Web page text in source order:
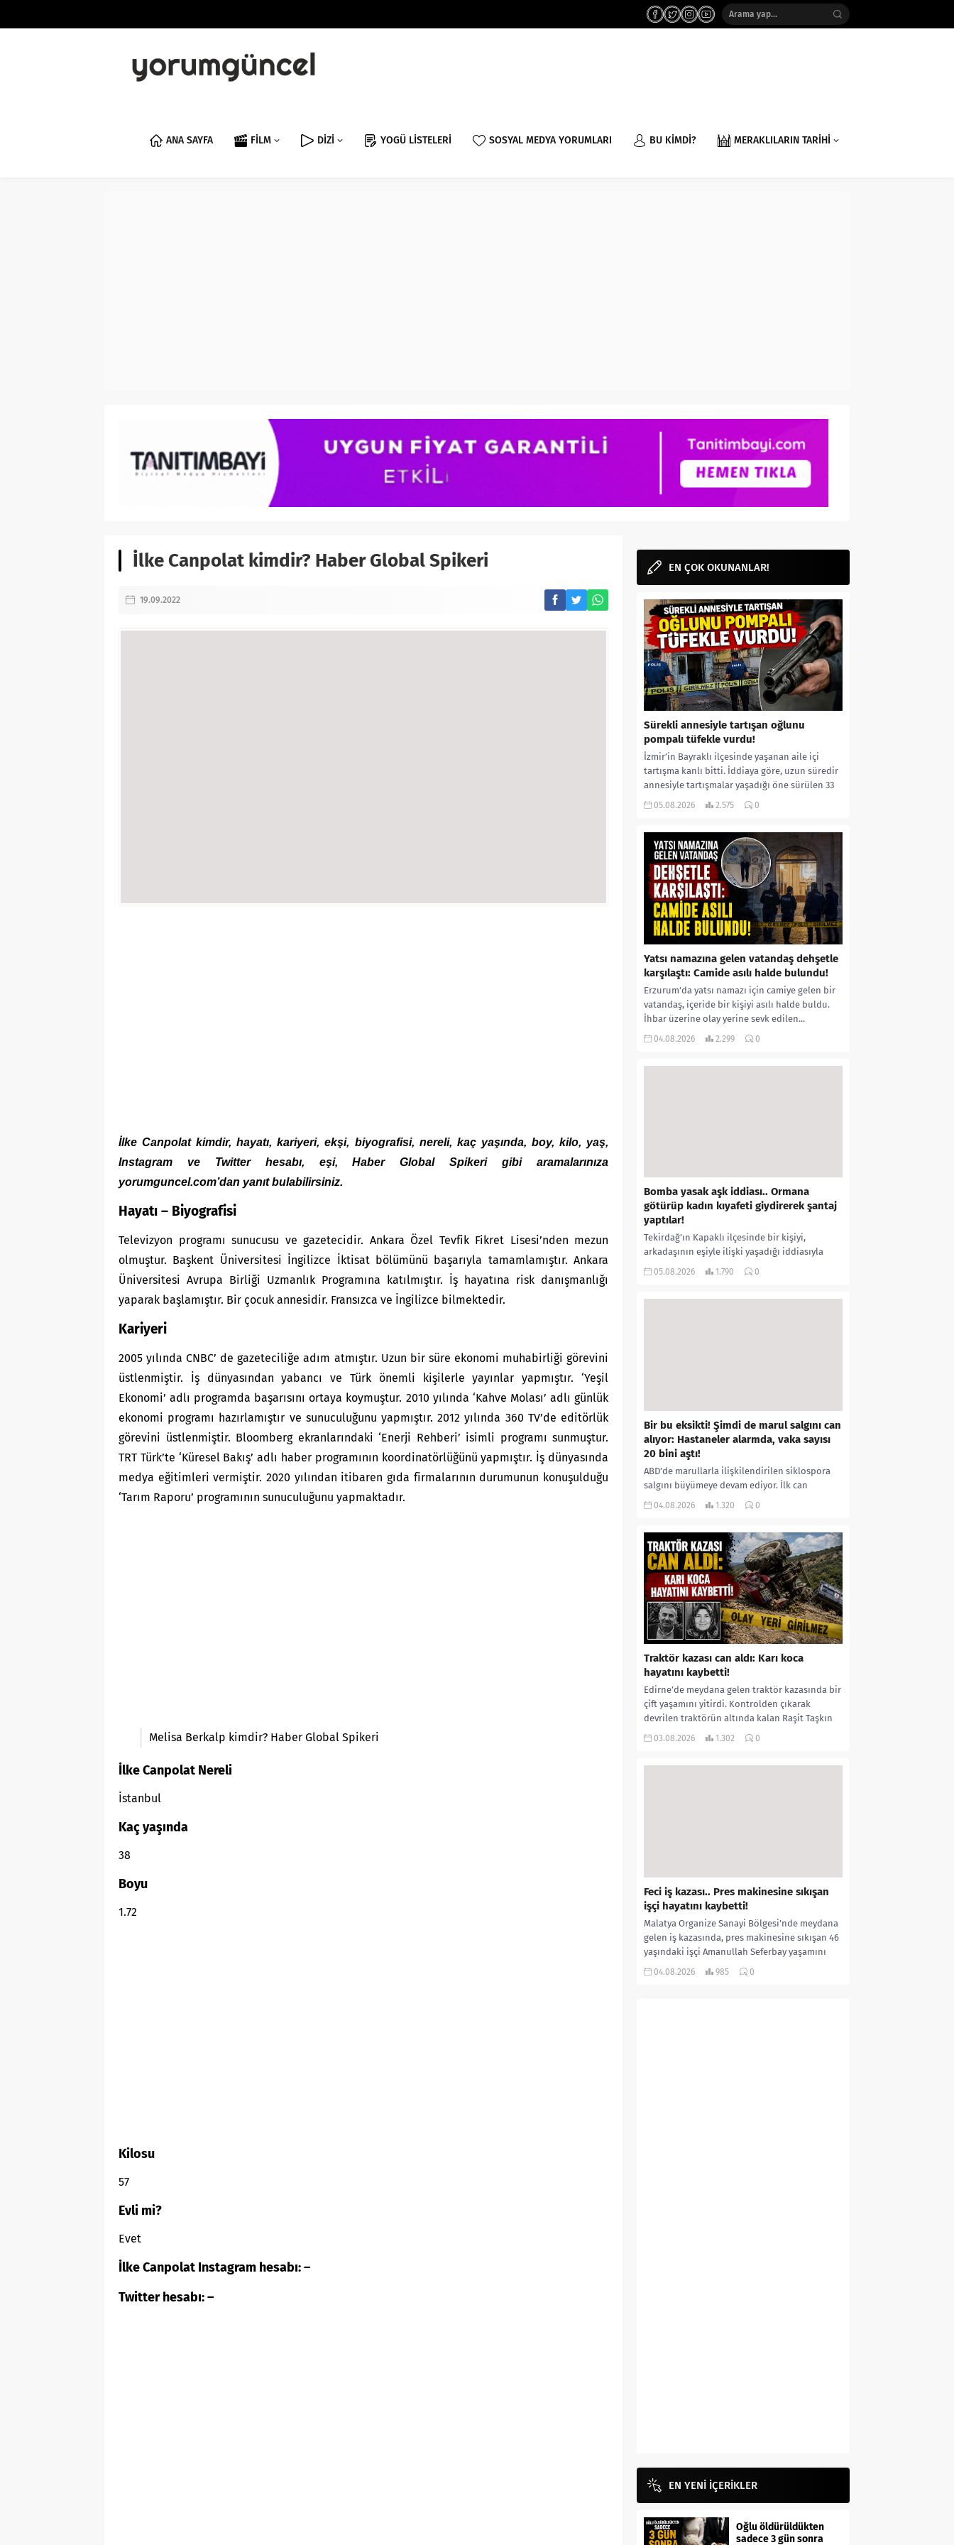
ANA SAYFA FİLM DİZİ YOGÜ LİSTELERİ SOSYAL MEDYA YORUMLARI BU KİMDİ? MERAKLILARIN TARİHİ
İlke Canpolat kimdir? Haber Global Spikeri
19.09.2022
İlke Canpolat kimdir, hayatı, kariyeri, ekşi, biyografisi, nereli, kaç yaşında, boy, kilo, yaş,
Instagram ve Twitter hesabı, eşi, Haber Global Spikeri gibi aramalarınıza
yorumguncel.com’dan yanıt bulabilirsiniz.
Hayatı – Biyografisi
Televizyon programı sunucusu ve gazetecidir. Ankara Özel Tevfik Fikret Lisesi’nden mezun
olmuştur. Başkent Üniversitesi İngilizce İktisat bölümünü başarıyla tamamlamıştır. Ankara
Üniversitesi Avrupa Birliği Uzmanlık Programına katılmıştır. İş hayatına risk danışmanlığı
yaparak başlamıştır. Bir çocuk annesidir. Fransızca ve İngilizce bilmektedir.
Kariyeri
2005 yılında CNBC’ de gazeteciliğe adım atmıştır. Uzun bir süre ekonomi muhabirliği görevini
üstlenmiştir. İş dünyasından yabancı ve Türk önemli kişilerle yayınlar yapmıştır. ‘Yeşil
Ekonomi’ adlı programda başarısını ortaya koymuştur. 2010 yılında ‘Kahve Molası’ adlı günlük
ekonomi programı hazırlamıştır ve sunuculuğunu yapmıştır. 2012 yılında 360 TV’de editörlük
görevini üstlenmiştir. Bloomberg ekranlarındaki ‘Enerji Rehberi’ isimli programı sunmuştur.
TRT Türk’te ‘Küresel Bakış’ adlı haber programının koordinatörlüğünü yapmıştır. İş dünyasında
medya eğitimleri vermiştir. 2020 yılından itibaren gıda firmalarının durumunun konuşulduğu
‘Tarım Raporu’ programının sunuculuğunu yapmaktadır.
Melisa Berkalp kimdir? Haber Global Spikeri
İlke Canpolat Nereli
İstanbul
Kaç yaşında
38
Boyu
1.72
Kilosu
57
Evli mi?
Evet
İlke Canpolat Instagram hesabı: –
Twitter hesabı: –
EN ÇOK OKUNANLAR!
Sürekli annesiyle tartışan oğlunu
pompalı tüfekle vurdu!
İzmir’in Bayraklı ilçesinde yaşanan aile içi
tartışma kanlı bitti. İddiaya göre, uzun süredir
annesiyle tartışmalar yaşadığı öne sürülen 33
yaşındaki...
05.08.2026 2.575 0
Yatsı namazına gelen vatandaş dehşetle
karşılaştı: Camide asılı halde bulundu!
Erzurum’da yatsı namazı için camiye gelen bir
vatandaş, içeride bir kişiyi asılı halde buldu.
İhbar üzerine olay yerine sevk edilen...
04.08.2026 2.299 0
Bomba yasak aşk iddiası.. Ormana
götürüp kadın kıyafeti giydirerek şantaj
yaptılar!
Tekirdağ’ın Kapaklı ilçesinde bir kişiyi,
arkadaşının eşiyle ilişki yaşadığı iddiasıyla
ormanlık alana götürerek zorla kadın
05.08.2026 1.790 0
Bir bu eksikti! Şimdi de marul salgını can
alıyor: Hastaneler alarmda, vaka sayısı
20 bini aştı!
ABD’de marullarla ilişkilendirilen siklospora
salgını büyümeye devam ediyor. İlk can
kayıplarının yaşandığı salgında vaka sayısının
04.08.2026 1.320 0
Traktör kazası can aldı: Karı koca
hayatını kaybetti!
Edirne’de meydana gelen traktör kazasında bir
çift yaşamını yitirdi. Kontrolden çıkarak
devrilen traktörün altında kalan Raşit Taşkın
ile eşi Fatma...
03.08.2026 1.302 0
Feci iş kazası.. Pres makinesine sıkışan
işçi hayatını kaybetti!
Malatya Organize Sanayi Bölgesi’nde meydana
gelen iş kazasında, pres makinesine sıkışan 46
yaşındaki işçi Amanullah Seferbay yaşamını
yitirdi. Olayla ilgili...
04.08.2026 985 0
EN YENİ İÇERİKLER
Oğlu öldürüldükten
sadece 3 gün sonra